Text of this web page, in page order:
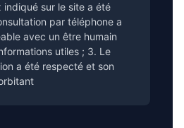
indiqué sur le site a été
par téléphone a
avec un être humain
utiles ; 3. Le
a été respecté et son